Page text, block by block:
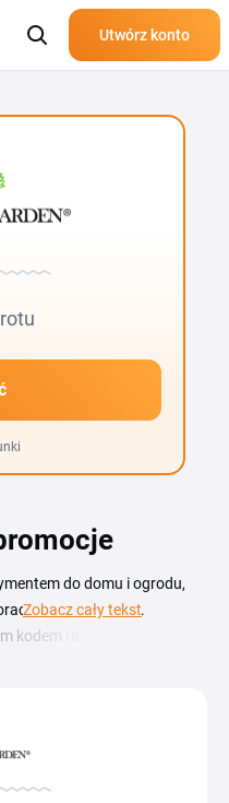
Utwórz konto
do domu i ogrodu,
tekstylia oraz
kodem rabatowym
znajdziesz w tym
kod, przejdziesz do
na zakupach
Zobacz cały tekst